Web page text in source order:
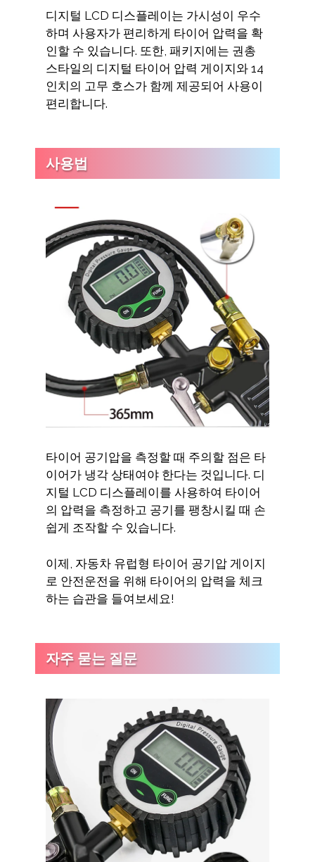
디지털 LCD 디스플레이는 가시성이 우수
하며 사용자가 편리하게 타이어 압력을 확
인할 수 있습니다. 또한, 패키지에는 권총
스타일의 디지털 타이어 압력 게이지와 14
인치의 고무 호스가 함께 제공되어 사용이
편리합니다.
사용법
타이어 공기압을 측정할 때 주의할 점은 타
이어가 냉각 상태여야 한다는 것입니다. 디
지털 LCD 디스플레이를 사용하여 타이어
의 압력을 측정하고 공기를 팽창시킬 때 손
쉽게 조작할 수 있습니다.
이제, 자동차 유럽형 타이어 공기압 게이지
로 안전운전을 위해 타이어의 압력을 체크
하는 습관을 들여보세요!
자주 묻는 질문